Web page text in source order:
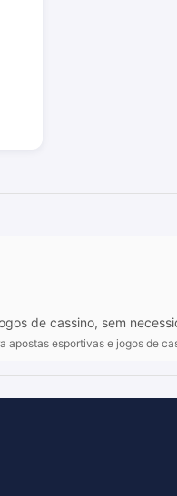
de cassino, sem
apostas esportivas e jogos de